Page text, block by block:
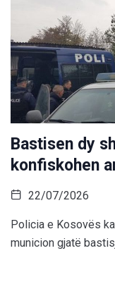
Bastisen dy
konfiskohen
22/07/2026
Policia e Kosovës
municion gjatë